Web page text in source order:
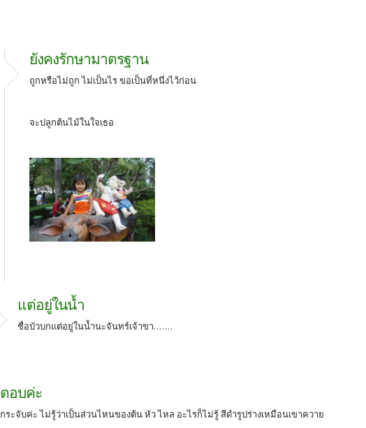
ยังคงรักษามาตรฐาน
ถูกหรือไม่ถูก ไม่เป็นไร ขอเป็นที่หนึ่งไว้ก่อน
จะปลูกต้นไม้ในใจเธอ
แต่อยู่ในน้ำ
ชื่อบัวบกแต่อยู่ในน้ำนะจันทร์เจ้าขา.......
ตอบค่ะ
กระจับค่ะ ไม่รู้ว่าเป็นส่วนไหนของต้น หัว ไหล อะไรก็ไม่รู้ สีดำรูปร่างเหมือนเขาควาย